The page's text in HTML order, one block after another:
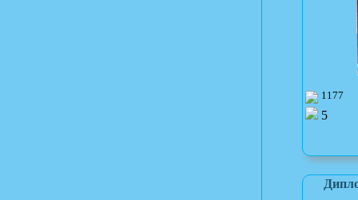
1177
5